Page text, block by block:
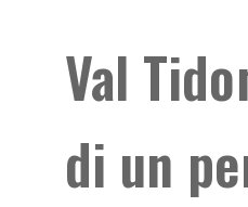
Val
di un